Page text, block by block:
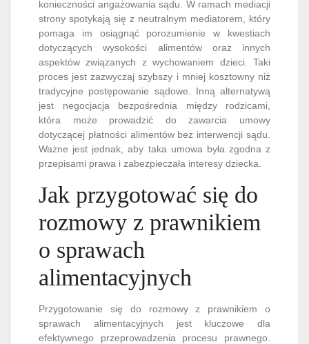
konieczności angażowania sądu. W ramach mediacji
strony spotykają się z neutralnym mediatorem, który
pomaga im osiągnąć porozumienie w kwestiach
dotyczących wysokości alimentów oraz innych
aspektów związanych z wychowaniem dzieci. Taki
proces jest zazwyczaj szybszy i mniej kosztowny niż
tradycyjne postępowanie sądowe. Inną alternatywą
jest negocjacja bezpośrednia między rodzicami,
która może prowadzić do zawarcia umowy
dotyczącej płatności alimentów bez interwencji sądu.
Ważne jest jednak, aby taka umowa była zgodna z
przepisami prawa i zabezpieczała interesy dziecka.
Jak przygotować się do
rozmowy z prawnikiem
o sprawach
alimentacyjnych
Przygotowanie się do rozmowy z prawnikiem o
sprawach alimentacyjnych jest kluczowe dla
efektywnego przeprowadzenia procesu prawnego.